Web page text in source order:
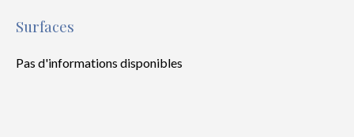
Surfaces
Pas d'informations disponibles